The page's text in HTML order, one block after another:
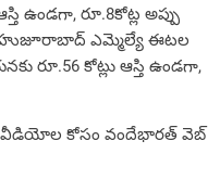
ఉండగా, రూ.8కోట్ల అప్పు
హుజూరాబాద్ ఎమ్మెల్యే ఈటల
రూ.56 కోట్లు ఆస్తి ఉండగా,
వీడియోల కోసం వందేభారత్ వెబ్